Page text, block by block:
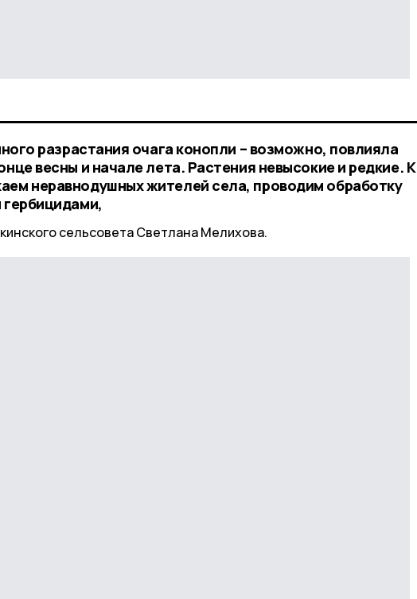
разрастания очага конопли – возможно, повлияла
весны и начале лета. Растения невысокие и редкие. К
неравнодушных жителей села, проводим обработку
гербицидами,
сельсовета Светлана Мелихова.